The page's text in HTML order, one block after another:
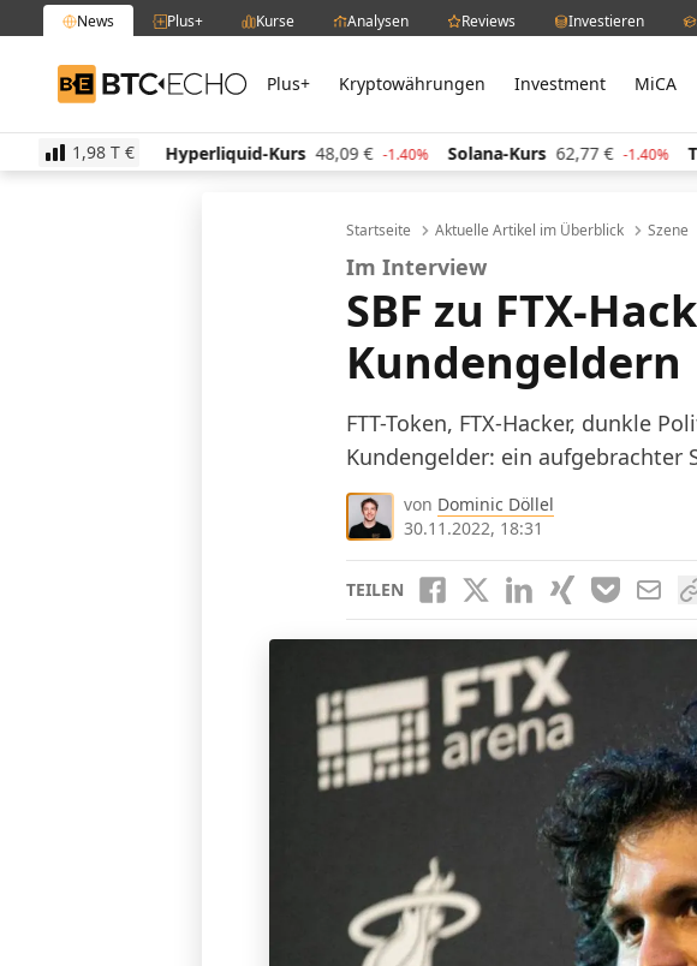
News Plus+ Kurse Analysen Reviews Investieren
BTC-ECHO Plus+ Kryptowährungen Investment MiCA
1,98 T €
-0.10% Hyperliquid-Kurs 48,09 € -1.40% Solana-Kurs 62,77 € -1.40% TRON-
Startseite Aktuelle Artikel im Überblick Szene
Im Interview
SBF zu FTX-
Kundengeldern
FTT-Token, FTX-Hacker, dunkle
Kundengelder: ein aufgebrachter
von Dominic Döllel
30.11.2022, 18:31
TEILEN